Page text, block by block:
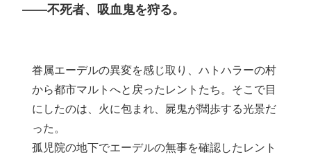
――不死者、吸血鬼を狩る。
眷属エーデルの異変を感じ取り、ハトハラーの村
から都市マルトへと戻ったレントたち。そこで目
にしたのは、火に包まれ、屍鬼が闊歩する光景だ
った。
孤児院の地下でエーデルの無事を確認したレント